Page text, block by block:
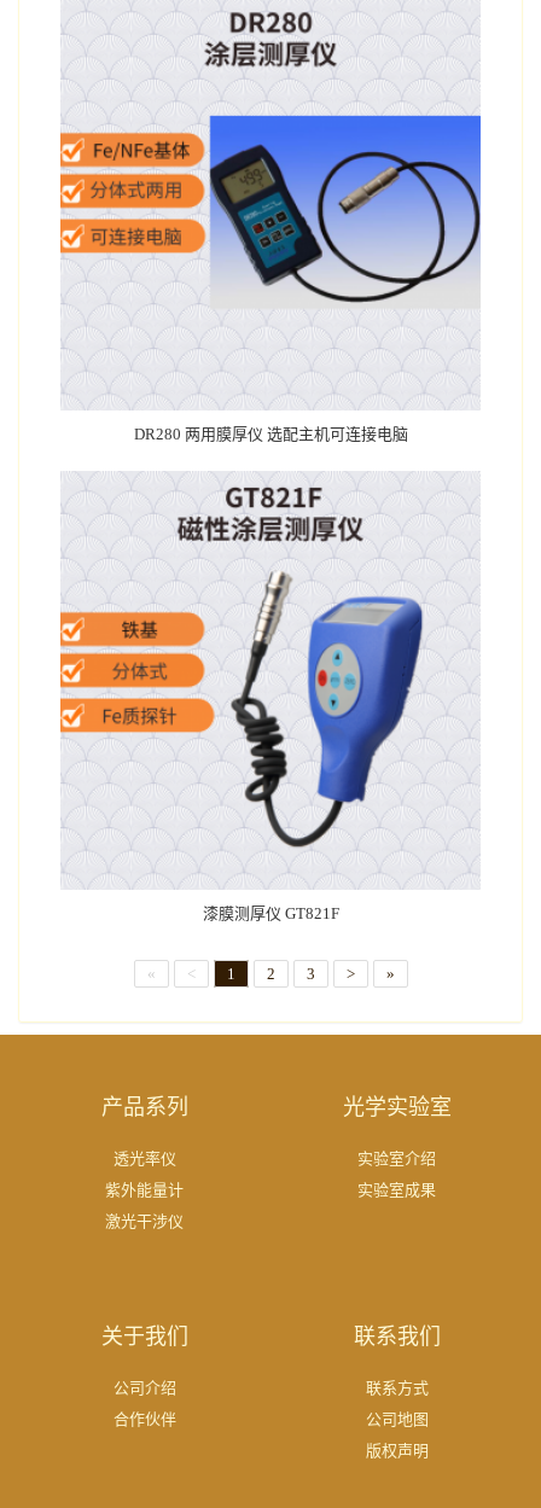
DR280 两用膜厚仪 选配主机可连接电脑
漆膜测厚仪 GT821F
« < 1 2 3 > »
产品系列
透光率仪
紫外能量计
激光干涉仪
光学实验室
实验室介绍
实验室成果
关于我们
公司介绍
合作伙伴
联系我们
联系方式
公司地图
版权声明